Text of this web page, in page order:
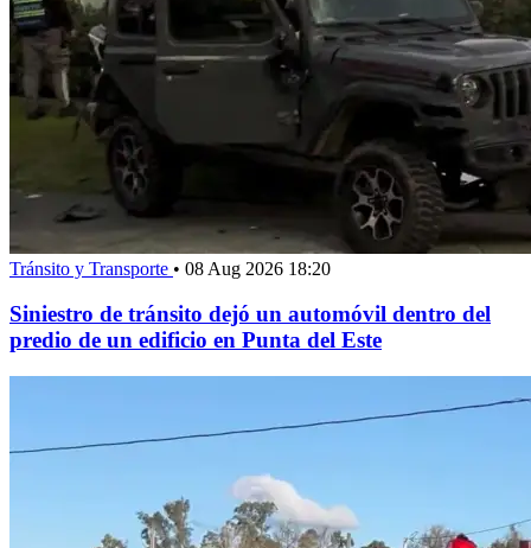
Tránsito y Transporte • 08 Aug 2026 18:20
Siniestro de tránsito dejó un automóvil dentro del
predio de un edificio en Punta del Este